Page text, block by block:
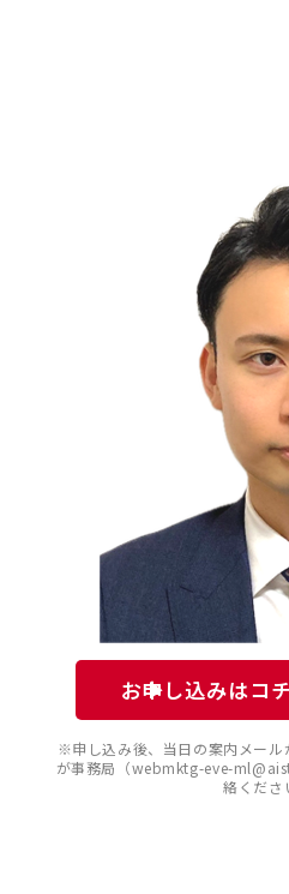
お申し込みはコ
※申し込み後、当日の案内メール
が事務局（webmktg-eve-
絡くださ